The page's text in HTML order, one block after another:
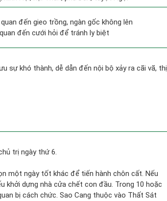
đến gieo trồng, ngàn gốc không lên
đến cưới hỏi để tránh ly biệt
sự khó thành, dễ dẫn đến nội bộ xảy ra cãi vã, thị
trị ngày thứ 6.
một ngày tốt khác để tiến hành chôn cất. Nếu
khởi dựng nhà cửa chết con đầu. Trong 10 hoặc
bị cách chức. Sao Cang thuộc vào Thất Sát